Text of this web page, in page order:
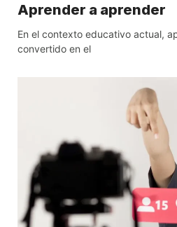
Aprender a aprender
En el contexto educativo actual,
convertido en el